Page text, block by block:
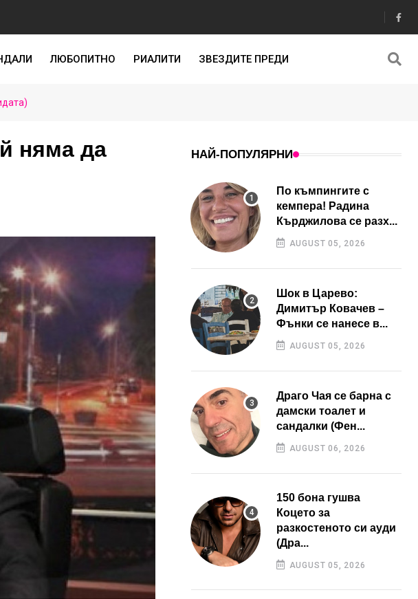
ЛЮБОПИТНО РИАЛИТИ ЗВЕЗДИТЕ ПРЕДИ
няма да
НАЙ-ПОПУЛЯРНИ
По къмпингите с
кемпера! Радина
Кърджилова се разх...
AUGUST 05, 2026
Шок в Царево:
Димитър Ковачев –
Фънки се нанесе в...
AUGUST 05, 2026
Драго Чая се барна с
дамски тоалет и
сандалки (Фен...
AUGUST 06, 2026
150 бона гушва
Коцето за
разкостеното си ауди
(Дра...
AUGUST 05, 2026